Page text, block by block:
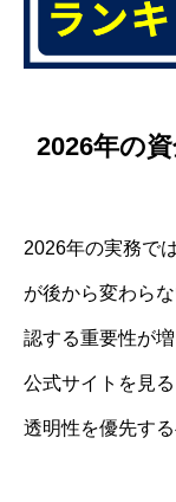
2026年の
2026年の実務で
が後から変わら
認する重要性が増
公式サイトを見
透明性を優先する